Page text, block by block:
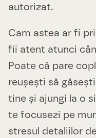
autorizat.
Cam astea ar fi
fii atent atunci
Poate că pare
reușești să
tine și ajungi la o
te focusezi pe
stresul detaliilor